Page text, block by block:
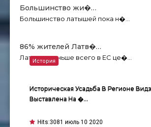
Большинство жи�…
Большинство латышей пока н�…
86% жителей Латв�…
Латыши меньше всего в ЕС це�…
Историческая Усадьба В Регионе
Выставлена На �…
Hits:3081 июль 10 2020
История